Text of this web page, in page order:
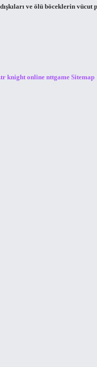
ve ölü böceklerin
knight online nttgame Sitemap